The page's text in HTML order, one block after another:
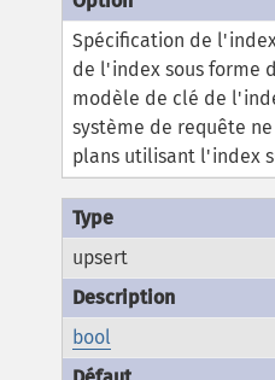
Spécification de
de l'index sous forme
modèle de clé de
système de requête
plans utilisant l'index
upsert
bool